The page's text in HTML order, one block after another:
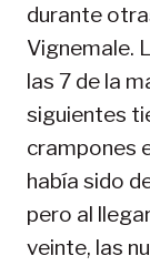
durante
Vignemale.
las 7 de la
siguientes
crampones
había sido
pero al
veinte, las